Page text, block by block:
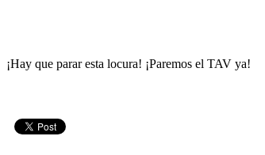
¡Hay que parar esta locura! ¡Paremos el TAV ya!